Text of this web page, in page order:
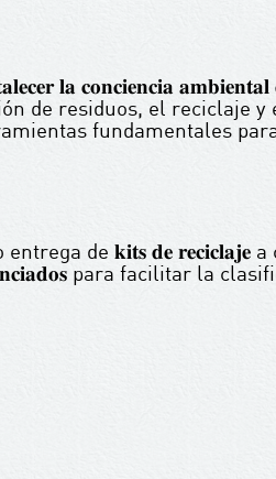
𝐥𝐚 𝐜𝐨𝐧𝐜𝐢𝐞𝐧𝐜𝐢𝐚 𝐚𝐦𝐛𝐢𝐞𝐧𝐭𝐚𝐥
de residuos, el reciclaje y
fundamentales
de 𝐤𝐢𝐭𝐬 𝐝𝐞 𝐫𝐞𝐜𝐢𝐜𝐥𝐚𝐣𝐞 a
para facilitar la